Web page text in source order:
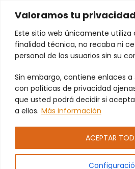
Valoramos tu privacidad
Este sitio web únicamente utiliza
finalidad técnica, no recaba ni
personal de los usuarios sin su
Sin embargo, contiene enlaces
con políticas de privacidad
que usted podrá decidir si
a ellos. Más información
ACEPTAR
Puertas de
automáticas en